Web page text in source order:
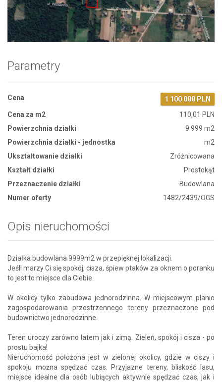
Zdjęcie 1
Parametry
Cena
1 100 000 PLN
Cena za m2
110,01 PLN
Powierzchnia działki
9 999 m2
Powierzchnia działki - jednostka
m2
Ukształtowanie działki
Zróżnicowana
Kształt działki
Prostokąt
Przeznaczenie działki
Budowlana
Numer oferty
1482/2439/OGS
Opis nieruchomości
Działka budowlana 9999m2 w przepięknej lokalizacji.
Jeśli marzy Ci się spokój, cisza, śpiew ptaków za oknem o poranku
to jest to miejsce dla Ciebie.
W okolicy tylko zabudowa jednorodzinna. W miejscowym planie
zagospodarowania przestrzennego tereny przeznaczone pod
budownictwo jednorodzinne.
Teren uroczy zarówno latem jak i zimą. Zieleń, spokój i cisza - po
prostu bajka!
Nieruchomość położona jest w zielonej okolicy, gdzie w ciszy i
spokoju można spędzać czas. Przyjazne tereny, bliskość lasu,
miejsce idealne dla osób lubiących aktywnie spędzać czas, jak i